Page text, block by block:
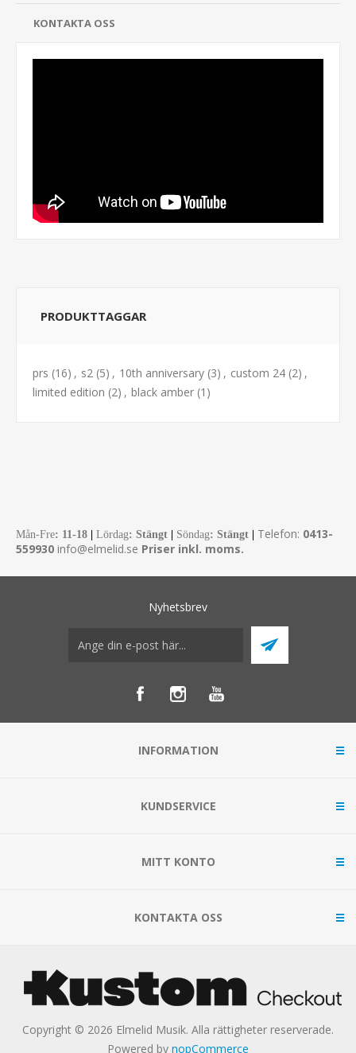
KONTAKTA OSS
PRODUKTTAGGAR
prs (16) , s2 (5) , 10th anniversary (3) , custom 24 (2) ,
limited edition (2) , black amber (1)
Mån-Fre: 11-18 | Lördag: Stängt | Söndag: Stängt | Telefon: 0413-
559930 info@elmelid.se Priser inkl. moms.
Nyhetsbrev
INFORMATION
KUNDSERVICE
MITT KONTO
KONTAKTA OSS
Copyright © 2026 Elmelid Musik. Alla rättigheter reserverade.
Powered by nopCommerce